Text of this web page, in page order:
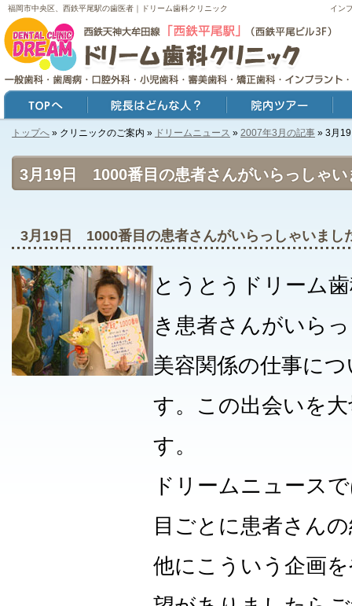
3月19日 1000番目の患者さんがいらっしゃい
イン
福岡市中央区、西鉄平尾駅の歯医者｜ドリーム歯科クリニック
トップへ » クリニックのご案内 » ドリームニュース » 2007年3月の記事 » 3月
3月19日 1000番目の患者さんがいらっしゃいまし
とうとうドリーム
き患者さんがいら
美容関係の仕事に
す。この出会いを
す。
ドリームニュース
目ごとに患者さん
他にこういう企画
トップ 院長はどんな人？ 院内ツアー 症例